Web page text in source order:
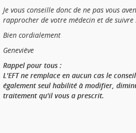
Je vous conseille donc de ne pas vous
rapprocher de votre médecin et de
Bien cordialement
Geneviève
Rappel pour tous :
L'EFT ne remplace en aucun cas le
également seul habilité à modifier,
traitementqu'il vous a prescrit.